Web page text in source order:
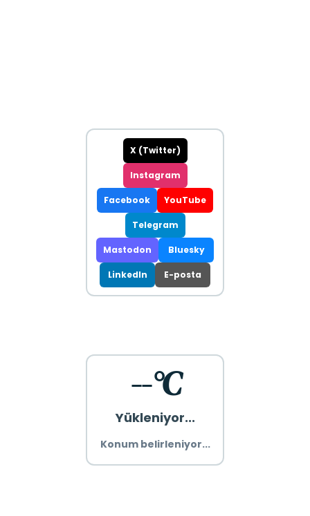
X (Twitter)
Instagram
Facebook YouTube
Telegram
Mastodon Bluesky
LinkedIn E-posta
--°C
Yükleniyor...
Konum belirleniyor...